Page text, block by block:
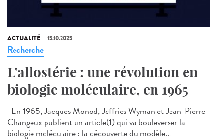
ACTUALITÉ 15.10.2025
Recherche
L’allostérie : une révolution en
biologie moléculaire, en 1965
En 1965, Jacques Monod, Jeffries Wyman et Jean-Pierre
Changeux publient un article(1) qui va bouleverser la
biologie moléculaire : la découverte du modèle...